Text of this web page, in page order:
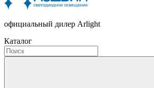
официальный дилер Arlight
Каталог